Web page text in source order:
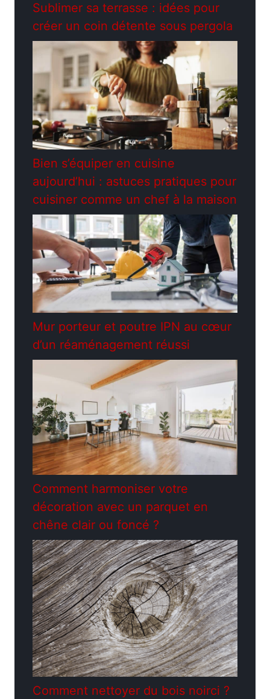
Sublimer sa terrasse : idées pour
créer un coin détente sous pergola
Bien s’équiper en cuisine
aujourd’hui : astuces pratiques pour
cuisiner comme un chef à la maison
Mur porteur et poutre IPN au cœur
d’un réaménagement réussi
Comment harmoniser votre
décoration avec un parquet en
chêne clair ou foncé ?
Comment nettoyer du bois noirci ?